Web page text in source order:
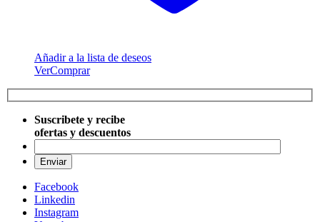
Añadir a la lista de deseos
VerComprar
Suscribete y recibe
ofertas y descuentos
Facebook
Linkedin
Instagram